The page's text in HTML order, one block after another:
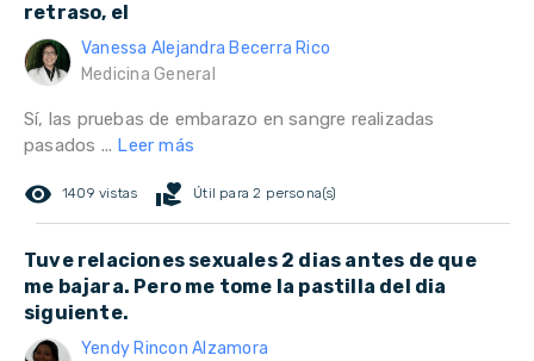
retraso, el
Vanessa Alejandra Becerra Rico
Medicina General
Sí, las pruebas de embarazo en sangre realizadas
pasados ... Leer más
remove_red_eye 1409 vistas volunteer_activism Útil para 2 persona(s)
Tuve relaciones sexuales 2 dias antes de que
me bajara. Pero me tome la pastilla del dia
siguiente.
Yendy Rincon Alzamora